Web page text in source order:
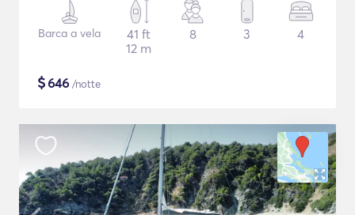
Barca a vela
41 ft
12 m
8 3 4
$646 /notte